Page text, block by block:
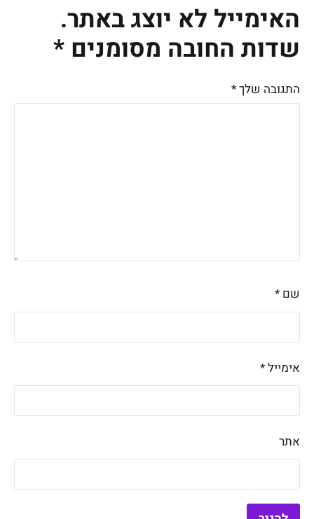
האימייל לא יוצג באתר.
שדות החובה מסומנים *
התגובה שלך*
שם *
אימייל*
אתר